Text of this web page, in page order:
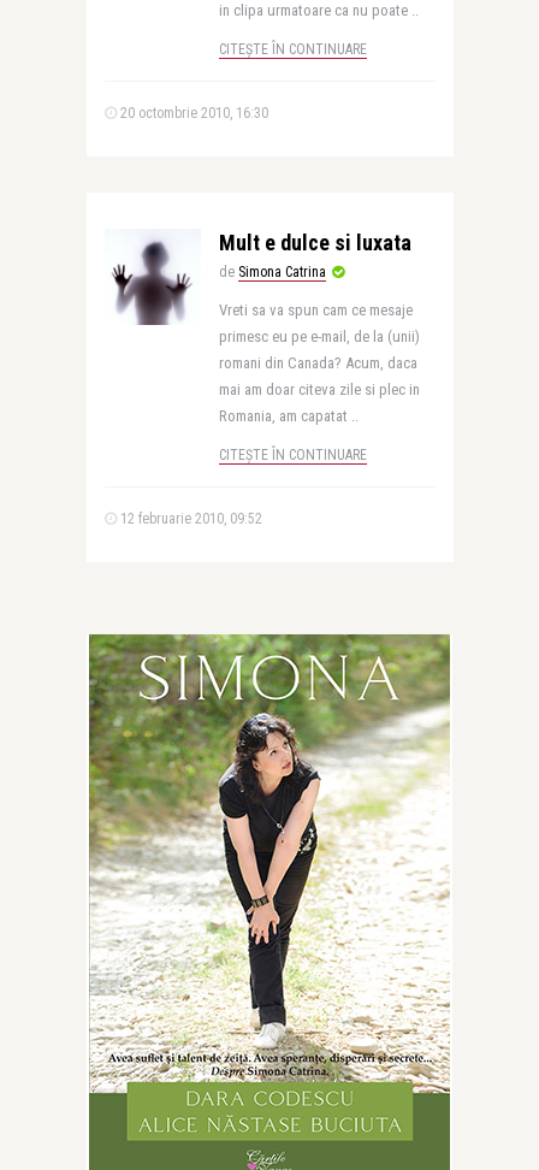
in clipa urmatoare ca nu poate ..
CITEȘTE ÎN CONTINUARE
20 octombrie 2010, 16:30
Mult e dulce si luxata
de Simona Catrina
Vreti sa va spun cam ce mesaje
primesc eu pe e-mail, de la (unii)
romani din Canada? Acum, daca
mai am doar citeva zile si plec in
Romania, am capatat ..
CITEȘTE ÎN CONTINUARE
12 februarie 2010, 09:52